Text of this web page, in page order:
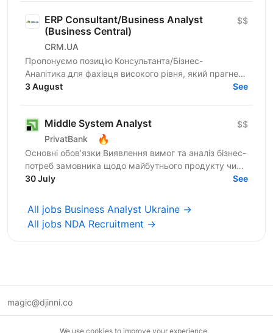
ERP Consultant/Business Analyst
(Business Central)
CRM.UA
$$
Пропонуємо позицію Консультанта/Бізнес-
Аналітика для фахівця високого рівня, який прагне
створювати унікальні продукти для компаній
3 August See
Middle System Analyst
PrivatBank 🔥
$$
Основні обов’язки Виявлення вимог та аналіз бізнес-
потреб замовника щодо майбутнього продукту чи
процесу Моделювання поведінки системи та
30 July See
All jobs Business Analyst Ukraine →
All jobs NDA Recruitment →
magic@djinni.co
We use cookies to improve your experience.